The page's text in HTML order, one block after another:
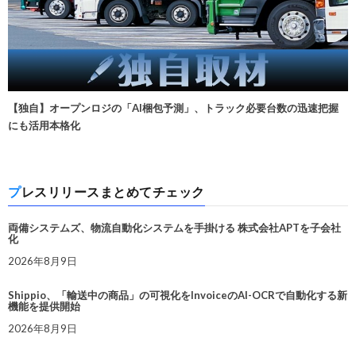
【独自】オープンロジの「AI梱包予測」、トラック必要台数の迅速把握
にも活用本格化
プレスリリースまとめてチェック
両備システムズ、物流自動化システムを手掛ける 株式会社APTを子会社
化
2026年8月9日
Shippio、「輸送中の商品」の可視化をInvoiceのAI-OCRで自動化する新
機能を提供開始
2026年8月9日